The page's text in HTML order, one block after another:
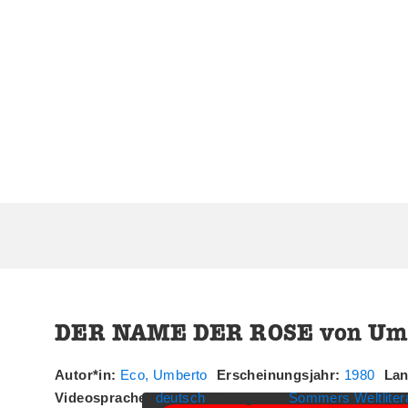
Sie sehen gerade einen
DER NAME DER ROSE von
Autor*in: Eco, Umberto Erscheinungsjahr: 1980
Videosprache:deutsch Kategorie:Sommers